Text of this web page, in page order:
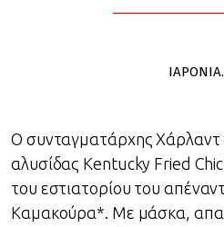
Ο συνταγματάρχης Χάρλαντ
αλυσίδας Kentucky Fried
του εστιατορίου του
Καμακούρα*. Με μάσκα,